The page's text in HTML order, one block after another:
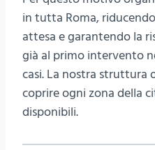
in tutta Roma,
attesa e garantendo la
già al primo intervento
casi. La nostra struttura
coprire ogni zona della
disponibili.